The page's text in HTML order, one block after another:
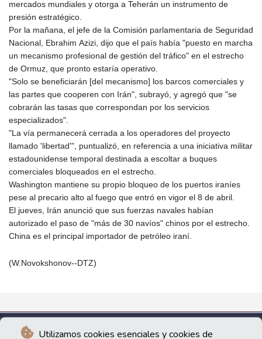
Utilizamos cookies esenciales y cookies de
mercados mundiales y otorga a Teherán un instrumento de
presión estratégico.
Por la mañana, el jefe de la Comisión parlamentaria de Seguridad
Nacional, Ebrahim Azizi, dijo que el país había "puesto en marcha
un mecanismo profesional de gestión del tráfico" en el estrecho
de Ormuz, que pronto estaría operativo.
"Solo se beneficiarán [del mecanismo] los barcos comerciales y
las partes que cooperen con Irán", subrayó, y agregó que "se
cobrarán las tasas que correspondan por los servicios
especializados".
"La vía permanecerá cerrada a los operadores del proyecto
llamado 'libertad'", puntualizó, en referencia a una iniciativa militar
estadounidense temporal destinada a escoltar a buques
comerciales bloqueados en el estrecho.
Washington mantiene su propio bloqueo de los puertos iraníes
pese al precario alto al fuego que entró en vigor el 8 de abril.
El jueves, Irán anunció que sus fuerzas navales habían
autorizado el paso de "más de 30 navíos" chinos por el estrecho.
China es el principal importador de petróleo iraní.
(W.Novokshonov--DTZ)